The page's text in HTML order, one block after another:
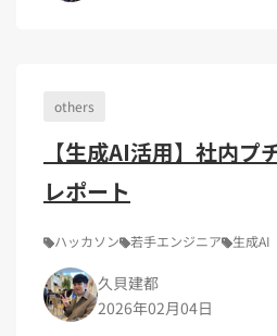
others
【生成AI活用】社内プ
レポート
ハッカソン 若手エンジニア 生成AI
久貝建都
2026年02月04日